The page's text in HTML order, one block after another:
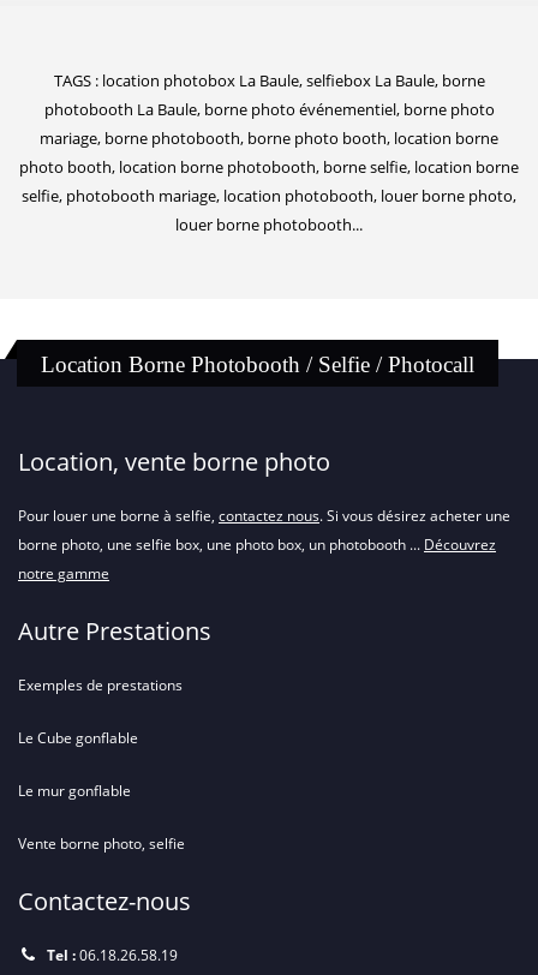
TAGS : location photobox La Baule, selfiebox La Baule, borne
photobooth La Baule, borne photo événementiel, borne photo
mariage, borne photobooth, borne photo booth, location borne
photo booth, location borne photobooth, borne selfie, location borne
selfie, photobooth mariage, location photobooth, louer borne photo,
louer borne photobooth...
Location Borne Photobooth / Selfie / Photocall
Location, vente borne photo
Pour louer une borne à selfie, contactez nous. Si vous désirez acheter une
borne photo, une selfie box, une photo box, un photobooth ... Découvrez
notre gamme
Autre Prestations
Exemples de prestations
Le Cube gonflable
Le mur gonflable
Vente borne photo, selfie
Contactez-nous
Tel :06.18.26.58.19